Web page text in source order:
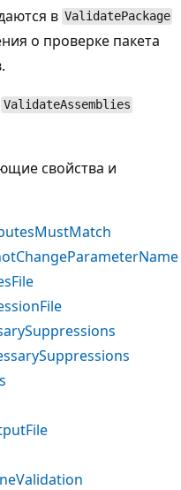
в ValidatePackage
о проверке пакета
ValidateAssemblies
свойства и